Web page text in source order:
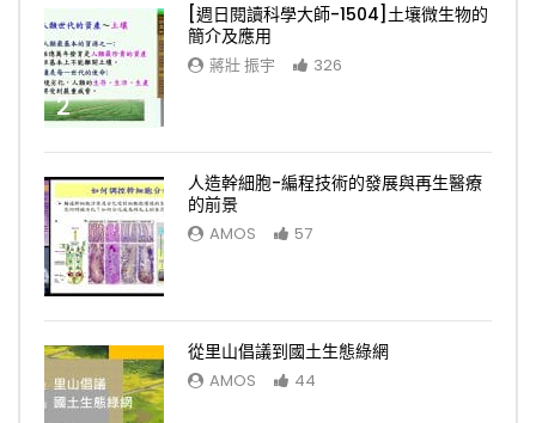
2
[週日閱讀科學大師-1504]土壤微生物的
簡介及應用
蔣壯 振宇 326
3
人造幹細胞-編程技術的發展與再生醫療
的前景
AMOS 57
從里山倡議到國土生態綠網
AMOS 44